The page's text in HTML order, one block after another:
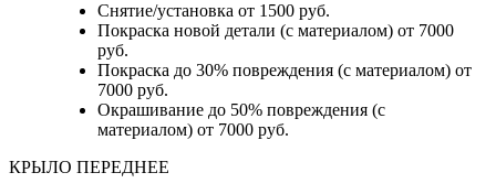
Снятие/установка от 1500 руб.
Покраска новой детали (с материалом) от 7000
руб.
Покраска до 30% повреждения (с материалом) от
7000 руб.
Окрашивание до 50% повреждения (с
материалом) от 7000 руб.
КРЫЛО ПЕРЕДНЕЕ